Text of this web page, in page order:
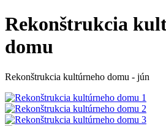
Rekonštrukcia
domu
Rekonštrukcia kultúrneho domu - jún